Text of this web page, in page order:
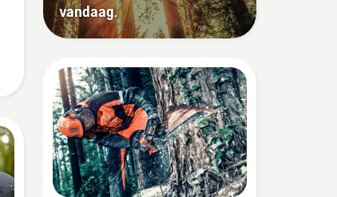
vandaag.